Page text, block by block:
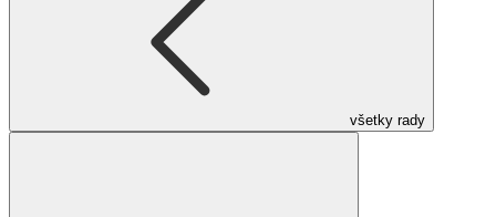
všetky rady